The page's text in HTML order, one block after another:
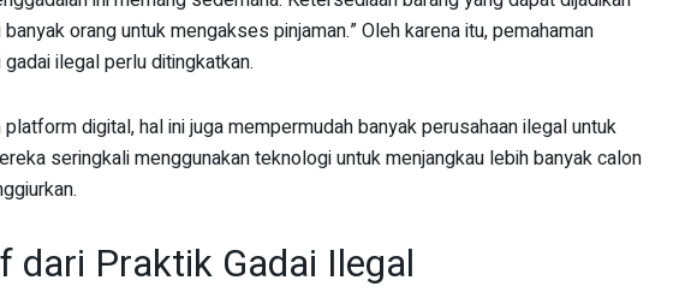
orang untuk mengakses pinjaman.” Oleh karena itu, pemahaman
ilegal perlu ditingkatkan.
digital, hal ini juga mempermudah banyak perusahaan ilegal untuk
seringkali menggunakan teknologi untuk menjangkau lebih banyak calon
dari Praktik Gadai Ilegal